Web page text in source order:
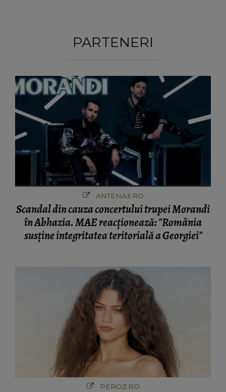
PARTENERI
ANTENA3.RO
Scandal din cauza concertului trupei Morandi
în Abhazia. MAE reacționează: "România
susține integritatea teritorială a Georgiei"
PEROZ.RO